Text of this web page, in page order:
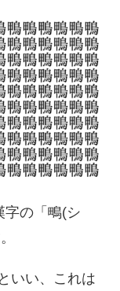
字の「鴫(シ
いい、これは